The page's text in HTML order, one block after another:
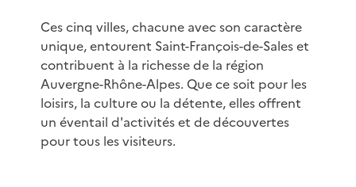
Ces cinq villes, chacune avec son caractère
unique, entourent Saint-François-de-Sales et
contribuent à la richesse de la région
Auvergne-Rhône-Alpes. Que ce soit pour les
loisirs, la culture ou la détente, elles offrent
un éventail d'activités et de découvertes
pour tous les visiteurs.